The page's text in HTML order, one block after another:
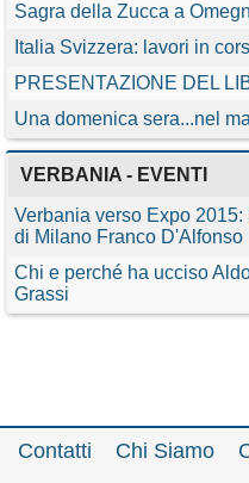
Sagra della Zucca a
Italia Svizzera: lavori in
PRESENTAZIONE DEL
Una domenica sera...nel
VERBANIA - EVENTI
Verbania verso Expo
di Milano Franco D'Alfonso
Chi e perché ha ucciso
Grassi
Contatti Chi Siamo